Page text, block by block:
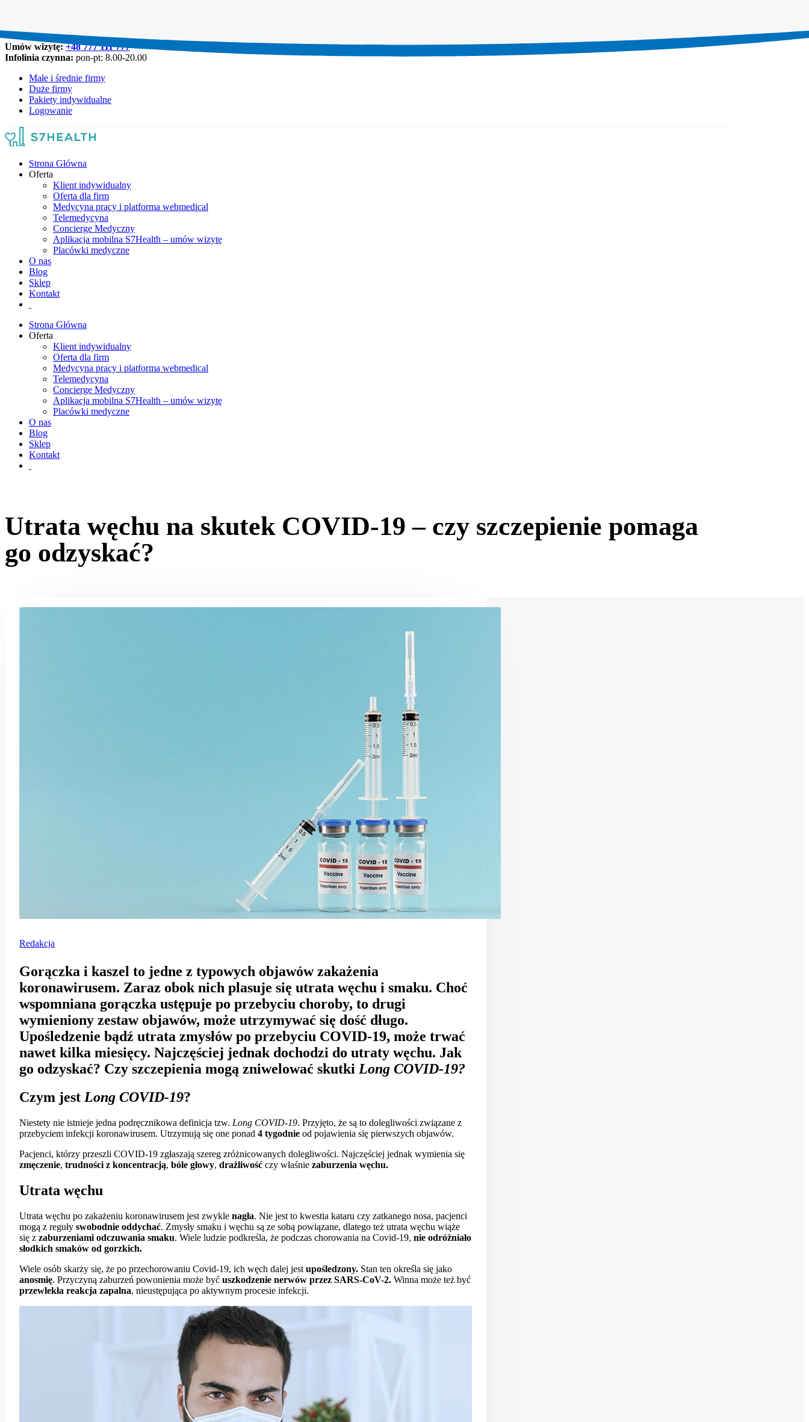
Umów wizytę:+48 777 111 777
Infolinia czynna: pon-pt: 8.00-20.00
Małe i średnie firmy
Duże firmy
Pakiety indywidualne
Logowanie
Strona Główna
Oferta
Klient indywidualny
Oferta dla firm
Medycyna pracy i platforma webmedical
Telemedycyna
Concierge Medyczny
Aplikacja mobilna S7Health – umów wizytę
Placówki medyczne
O nas
Blog
Sklep
Kontakt
Strona Główna
Oferta
Klient indywidualny
Oferta dla firm
Medycyna pracy i platforma webmedical
Telemedycyna
Concierge Medyczny
Aplikacja mobilna S7Health – umów wizytę
Placówki medyczne
O nas
Blog
Sklep
Kontakt
Utrata węchu na skutek COVID-19 – czy szczepienie pomaga
go odzyskać?
Redakcja
Gorączka i kaszel to jedne z typowych objawów zakażenia
koronawirusem. Zaraz obok nich plasuje się utrata węchu i smaku. Choć
wspomniana gorączka ustępuje po przebyciu choroby, to drugi
wymieniony zestaw objawów, może utrzymywać się dość długo.
Upośledzenie bądź utrata zmysłów po przebyciu COVID-19, może trwać
nawet kilka miesięcy. Najczęściej jednak dochodzi do utraty węchu. Jak
go odzyskać? Czy szczepienia mogą zniwelować skutki Long COVID-19?
Czym jest Long COVID-19?
Niestety nie istnieje jedna podręcznikowa definicja tzw. Long COVID-19. Przyjęto, że są to dolegliwości związane z
przebyciem infekcji koronawirusem. Utrzymują się one ponad 4 tygodnie od pojawienia się pierwszych objawów.
Pacjenci, którzy przeszli COVID-19 zgłaszają szereg zróżnicowanych dolegliwości. Najczęściej jednak wymienia się
zmęczenie, trudności z koncentracją, bóle głowy, drażliwość czy właśnie zaburzenia węchu.
Utrata węchu
Utrata węchu po zakażeniu koronawirusem jest zwykle nagła. Nie jest to kwestia kataru czy zatkanego nosa, pacjenci
mogą z reguły swobodnie oddychać. Zmysły smaku i węchu są ze sobą powiązane, dlatego też utrata węchu wiąże
się z zaburzeniami odczuwania smaku. Wiele ludzie podkreśla, że podczas chorowania na Covid-19, nie odróżniało
słodkich smaków od gorzkich.
Wiele osób skarży się, że po przechorowaniu Covid-19, ich węch dalej jest upośledzony. Stan ten określa się jako
anosmię. Przyczyną zaburzeń powonienia może być uszkodzenie nerwów przez SARS-CoV-2. Winna może też być
przewlekła reakcja zapalna, nieustępująca po aktywnym procesie infekcji.